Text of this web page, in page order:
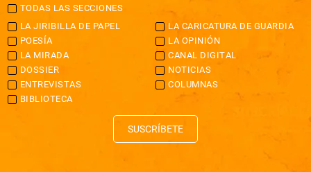
TODAS LAS SECCIONES
LA JIRIBILLA DE PAPEL
LA CARICATURA DE GUARDIA
POESÍA
LA OPINIÓN
LA MIRADA
CANAL DIGITAL
DOSSIER
NOTICIAS
ENTREVISTAS
COLUMNAS
BIBLIOTECA
SUSCRÍBETE